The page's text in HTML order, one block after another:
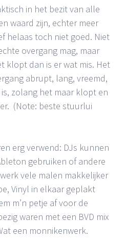
in het bezit van alle
waard zijn, echter meer
helaas toch niet goed. Niet
overgang mag, maar
klopt dan is er wat mis. Het
abrupt, lang, vreemd,
zolang het maar klopt en
(Note: beste stuurlui
erg verwend: DJs kunnen
gebruiken of andere
vele malen makkelijker
Vinyl in elkaar geplakt
m’n petje af voor de
waren met een BVD mix
een monnikenwerk.